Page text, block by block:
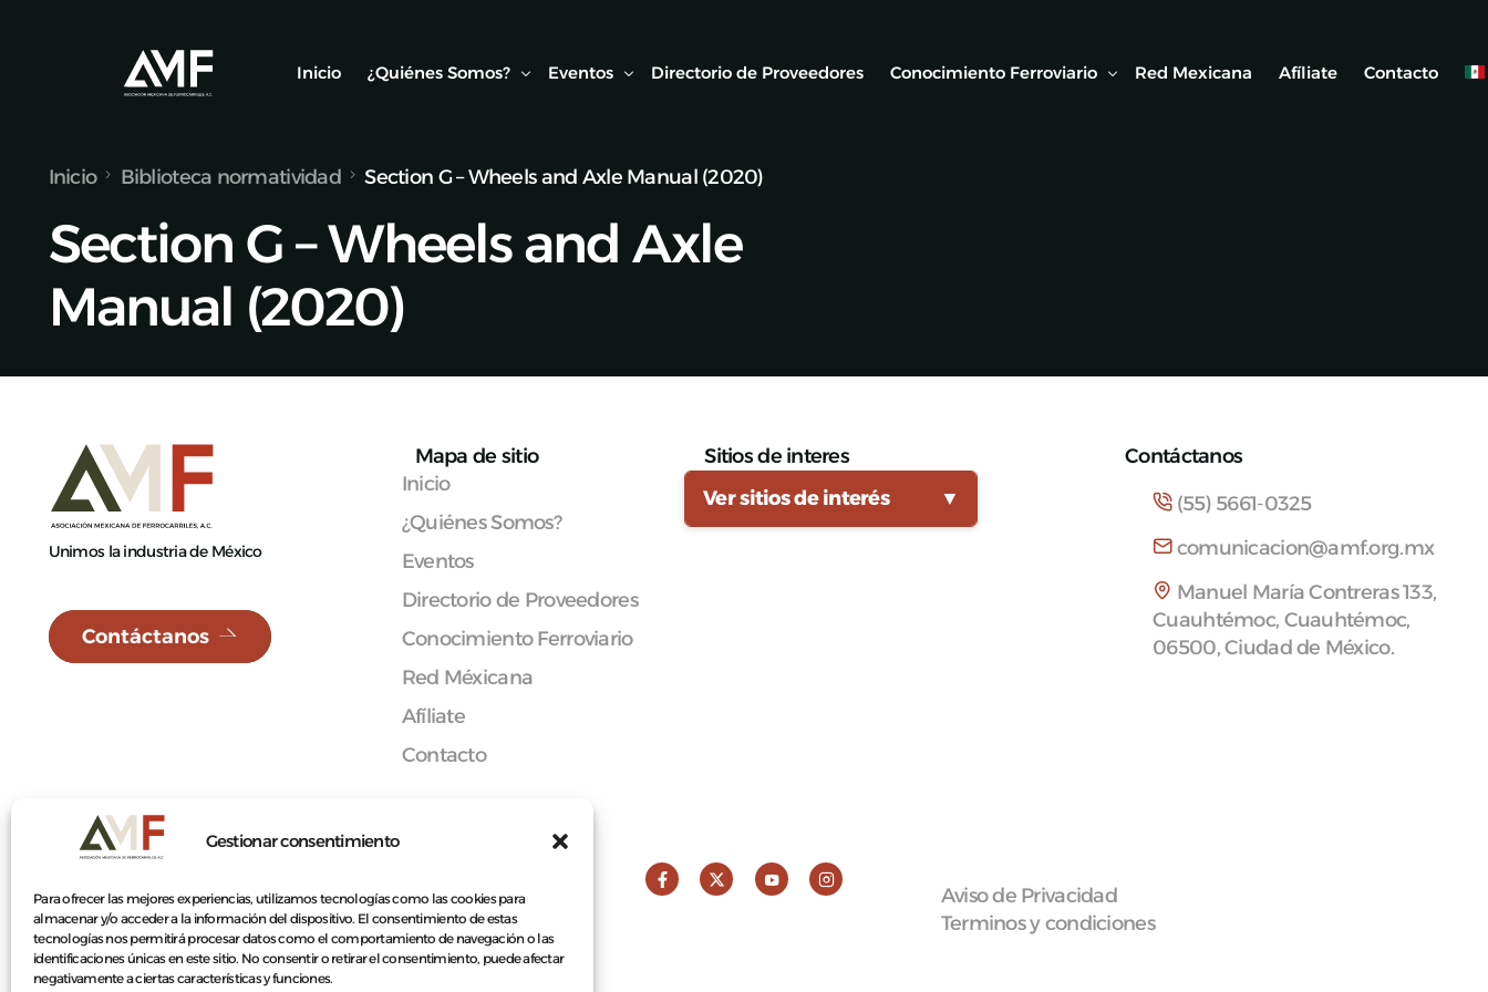
Gestionar consentimiento
Para ofrecer las mejores experiencias, utilizamos tecnologías como las cookies para
almacenar y/o acceder a la información del dispositivo. El consentimiento de estas
tecnologías nos permitirá procesar datos como el comportamiento de navegación o las
identificaciones únicas en este sitio. No consentir o retirar el consentimiento, puede afectar
negativamente a ciertas características y funciones.
Inicio ¿Quiénes Somos?
Socios
Nuestro Equipo
Eventos
Conexión AMF
Webinars Técnicos
Directorio de Proveedores Conocimiento Ferroviario Red Mexicana Afíliate Contacto
Inicio Biblioteca normatividad Section G – Wheels and Axle Manual (2020)
Section G – Wheels and Axle
Manual (2020)
Unimos la industria de México
Contáctanos
Mapa de sitio
Inicio
¿Quiénes Somos?
Eventos
Directorio de Proveedores
Conocimiento Ferroviario
Red Méxicana
Afíliate
Contacto
Sitios de interes
Ver sitios de interés
▼
Contáctanos
(55) 5661-0325
comunicacion@amf.org.mx
Manuel María Contreras 133,
Cuauhtémoc, Cuauhtémoc,
06500, Ciudad de México.
Aviso de Privacidad
Terminos y condiciones